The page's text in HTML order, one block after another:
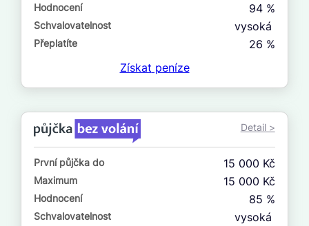
–
ano
Ve zkušebce
ano
ne
V exekuci
ano
ne
Hodnocení 94 %
Schvalovatelnost vysoká
Přeplatíte
26 %
Získat peníze
Detail >
První půjčka do 15 000 Kč
Maximum 15 000 Kč
Hodnocení 85 %
Schvalovatelnost vysoká